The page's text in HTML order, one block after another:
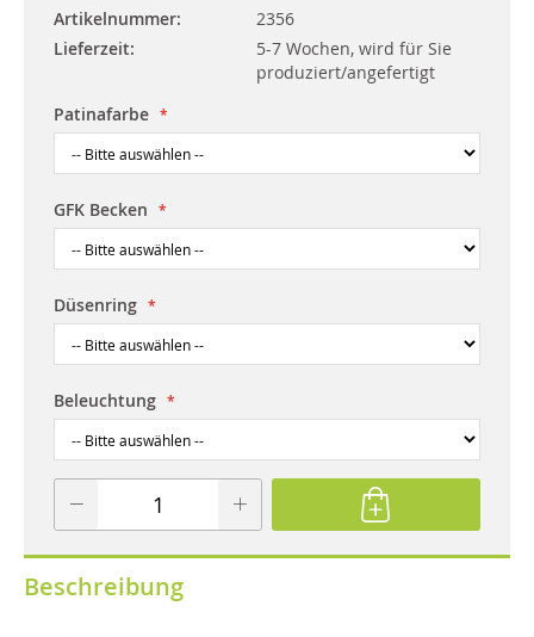
Artikelnummer
2356
Lieferzeit
5-7 Wochen, wird für Sie
produziert/angefertigt
Patinafarbe
GFK Becken
Düsenring
Beleuchtung
Beschreibung